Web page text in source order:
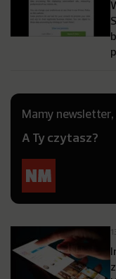
Mamy
A Ty czytasz?